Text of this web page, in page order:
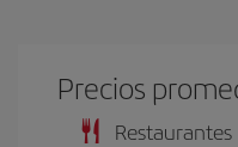
Precios
Restaurantes